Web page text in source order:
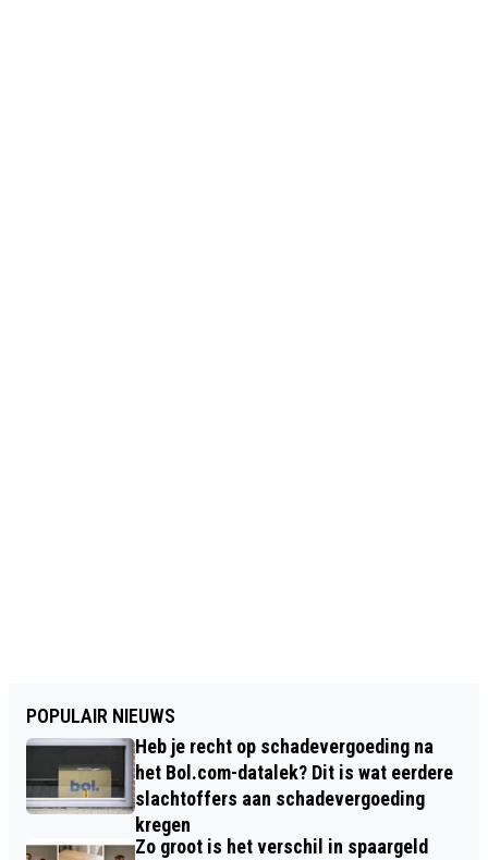
POPULAIR NIEUWS
Heb je recht op schadevergoeding na
het Bol.com-datalek? Dit is wat eerdere
slachtoffers aan schadevergoeding
kregen
Zo groot is het verschil in spaargeld